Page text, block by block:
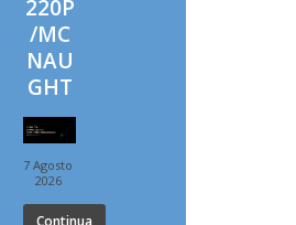
220P
/MC
NAU
GHT
7 Agosto
2026
Continua